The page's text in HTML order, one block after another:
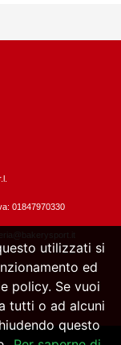
01847970330
utilizzati si
ed
policy. Se vuoi
tutti o ad alcuni
questo